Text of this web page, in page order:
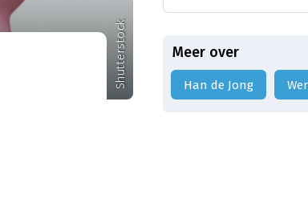
Shutterstock Meer over
Han de Jong